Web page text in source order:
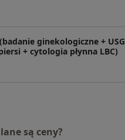
ginekologiczne + USG
+ cytologia płynna LBC)
są ceny?